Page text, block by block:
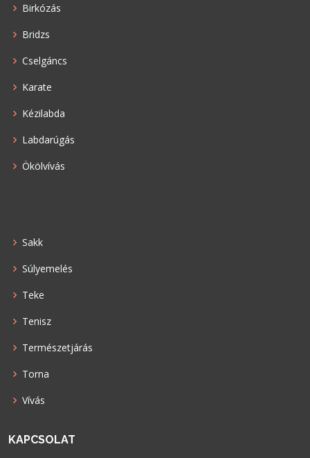
Birkózás
Bridzs
Cselgáncs
Karate
Kézilabda
Labdarúgás
Ökölvívás
Sakk
Súlyemelés
Teke
Tenisz
Természetjárás
Torna
Vívás
KAPCSOLAT